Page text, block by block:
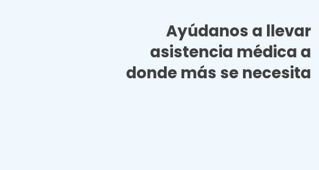
Ayúdanos a llevar
asistencia médica a
donde más se necesita